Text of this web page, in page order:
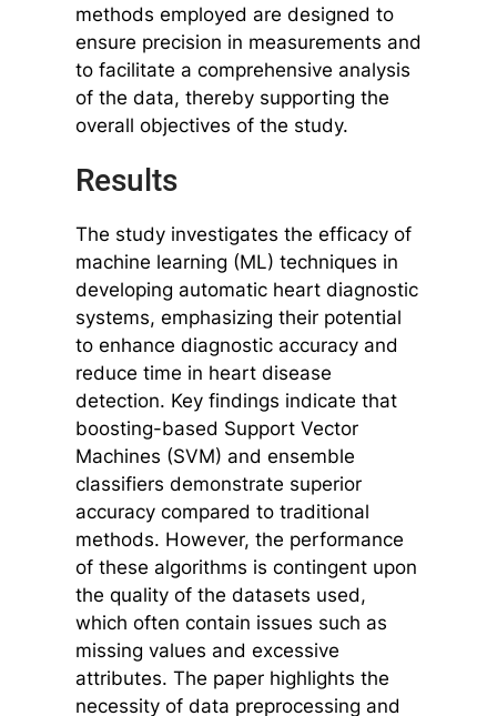
methods employed are designed to
ensure precision in measurements and
to facilitate a comprehensive analysis
of the data, thereby supporting the
overall objectives of the study.
Results
The study investigates the efficacy of
machine learning (ML) techniques in
developing automatic heart diagnostic
systems, emphasizing their potential
to enhance diagnostic accuracy and
reduce time in heart disease
detection. Key findings indicate that
boosting-based Support Vector
Machines (SVM) and ensemble
classifiers demonstrate superior
accuracy compared to traditional
methods. However, the performance
of these algorithms is contingent upon
the quality of the datasets used,
which often contain issues such as
missing values and excessive
attributes. The paper highlights the
necessity of data preprocessing and